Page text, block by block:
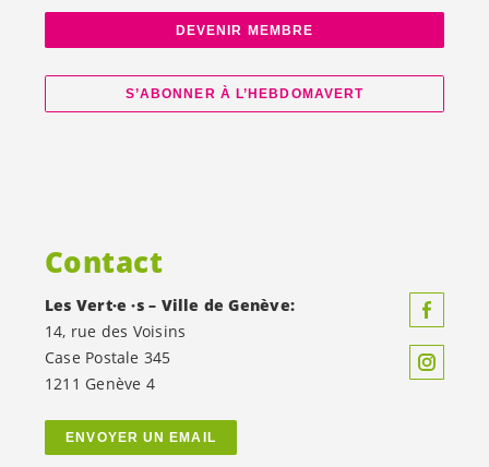
DEVENIR MEMBRE
S’ABONNER À L’HEBDOMAVERT
Contact
Les Vert·e ·s – Ville de Genève:
14, rue des Voisins
Case Postale 345
1211 Genève 4
ENVOYER UN EMAIL